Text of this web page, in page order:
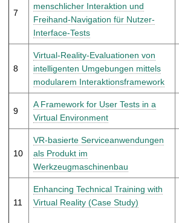
7
menschlicher Interaktion und
Freihand-Navigation für Nutzer-
Interface-Tests
8
Virtual-Reality-Evaluationen von
intelligenten Umgebungen mittels
modularem Interaktionsframework
9
A Framework for User Tests in a
Virtual Environment
10
VR-basierte Serviceanwendungen
als Produkt im
Werkzeugmaschinenbau
11
Enhancing Technical Training with
Virtual Reality (Case Study)